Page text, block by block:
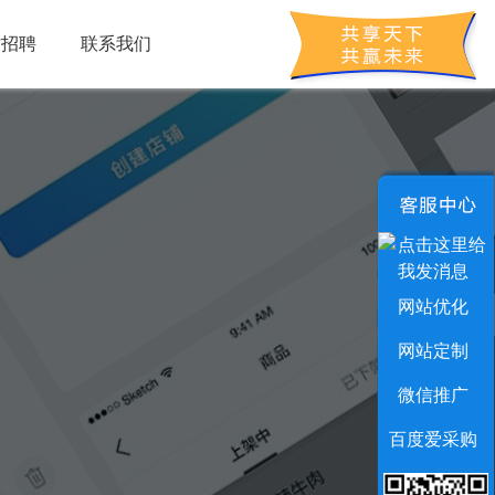
聘 联系我们
网站优化
网站定制
微信推广
百度爱采购